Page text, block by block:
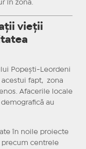
în zonă.
vieții
Popești-Leordeni
fapt, zona
Afacerile locale
au
în noile proiecte
centrele